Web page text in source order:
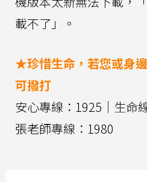
載不了」。
★珍惜生命，若您或身
可撥打
安心專線：1925｜生命
張老師專線：1980